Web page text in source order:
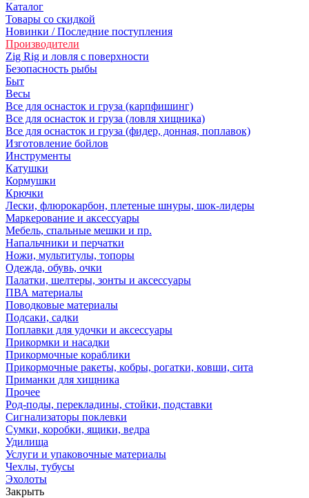
Каталог
Товары со скидкой
Новинки / Последние поступления
Производители
Zig Rig и ловля с поверхности
Безопасность рыбы
Быт
Весы
Все для оснасток и груза (карпфишинг)
Все для оснасток и груза (ловля хищника)
Все для оснасток и груза (фидер, донная, поплавок)
Изготовление бойлов
Инструменты
Катушки
Кормушки
Крючки
Лески, флюрокарбон, плетеные шнуры, шок-лидеры
Маркерование и аксессуары
Мебель, спальные мешки и пр.
Напальчники и перчатки
Ножи, мультитулы, топоры
Одежда, обувь, очки
Палатки, шелтеры, зонты и аксессуары
ПВА материалы
Поводковые материалы
Подсаки, садки
Поплавки для удочки и аксессуары
Прикормки и насадки
Прикормочные кораблики
Прикормочные ракеты, кобры, рогатки, ковши, сита
Приманки для хищника
Прочее
Род-поды, перекладины, стойки, подставки
Сигнализаторы поклевки
Сумки, коробки, ящики, ведра
Удилища
Услуги и упаковочные материалы
Чехлы, тубусы
Эхолоты
Закрыть